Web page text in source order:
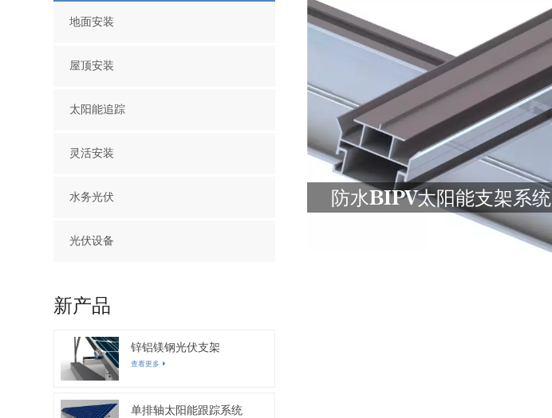
防水BIPV太阳能支架系统
地面安装
屋顶安装
太阳能追踪
灵活安装
水务光伏
光伏设备
新产品
锌铝镁钢光伏支架
查看更多
单排轴太阳能跟踪系统